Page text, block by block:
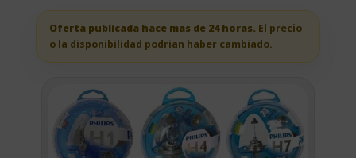
Oferta publicada hace mas de 24 horas. El precio
o la disponibilidad podrian haber cambiado.